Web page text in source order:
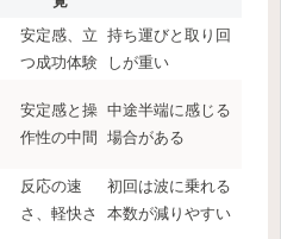
安定感、立
つ成功体験
持ち運びと取り回
しが重い
安定感と操
作性の中間
中途半端に感じる
場合がある
反応の速
さ、軽快さ
初回は波に乗れる
本数が減りやすい